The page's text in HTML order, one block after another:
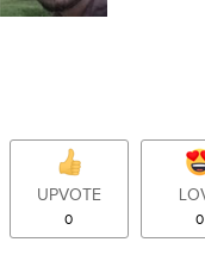
UPVOTE
0 0